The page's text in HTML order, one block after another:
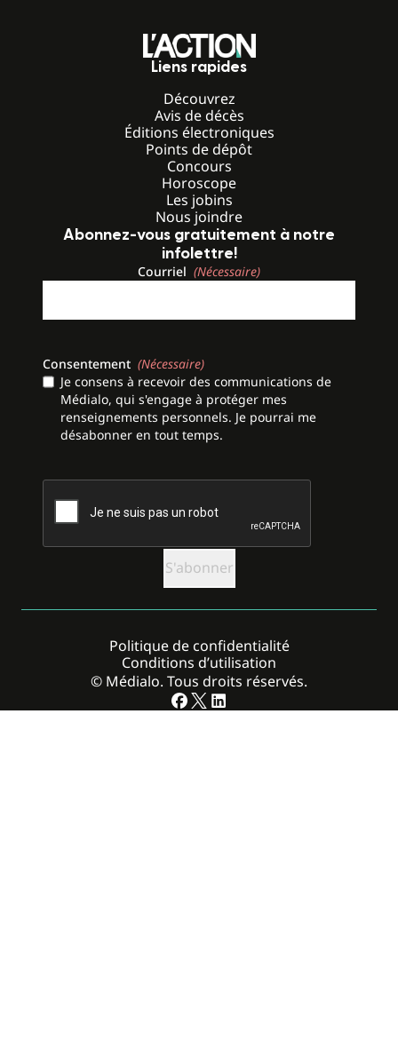
Liens rapides
Découvrez
Avis de décès
Éditions électroniques
Points de dépôt
Concours
Horoscope
Les jobins
Nous joindre
Abonnez-vous gratuitement à notre
infolettre!
Courriel (Nécessaire)
Consentement (Nécessaire)
Je consens à recevoir des communications de
Médialo, qui s'engage à protéger mes
renseignements personnels. Je pourrai me
désabonner en tout temps.
CAPTCHA
© Médialo. Tous droits réservés.
Politique de confidentialité
Conditions d’utilisation